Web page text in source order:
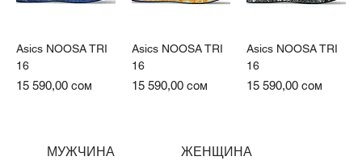
Asics NOOSA TRI
16
Цена
15 590,00 сом
Asics NOOSA TRI
16
Цена
15 590,00 сом
Asics NOOSA TRI
16
Цена
15 590,00 сом
МУЖЧИНА ЖЕНЩИНА